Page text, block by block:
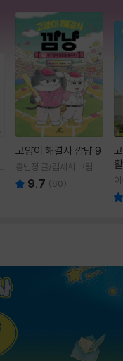
고양이 해결사 깜냥 9
홍민정 글/김재희 그림
9.7 (60)